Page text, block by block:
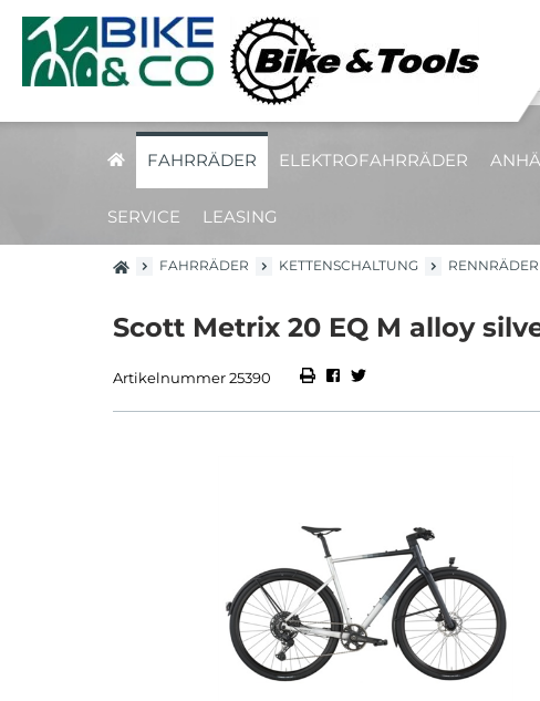
FAHRRÄDER ELEKTROFAHRRÄDER
SERVICE LEASING
FAHRRÄDER KETTENSCHALTUNG RENNRÄDER
Scott Metrix 20 EQ M alloy
Artikelnummer 25390